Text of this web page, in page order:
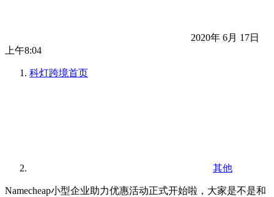
2020年 6月 17日
上午8:04
科灯跨境首页
其他
Namecheap小型企业助力优惠活动正式开始啦，大家是不是和